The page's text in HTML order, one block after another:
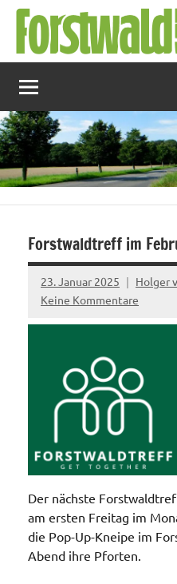
Zum
Inhalt
springen
Forstwaldtreff im
23. Januar 2025
Holger
Keine Kommentare
Der nächste
am ersten Freitag im
die Pop-Up-Kneipe im
Abend ihre Pforten.